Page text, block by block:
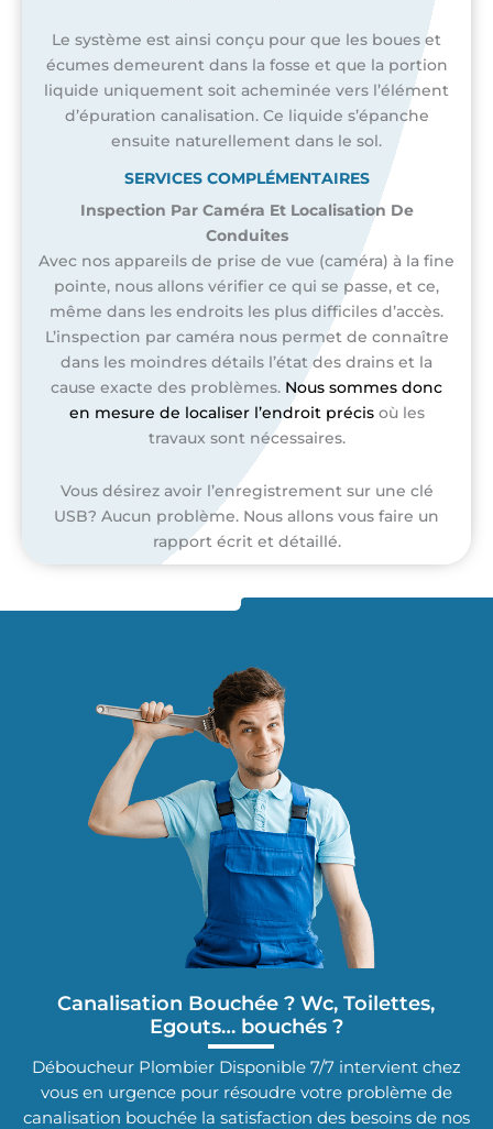
Le système est ainsi conçu pour que les boues et
écumes demeurent dans la fosse et que la portion
liquide uniquement soit acheminée vers l’élément
d’épuration canalisation. Ce liquide s’épanche
ensuite naturellement dans le sol.
SERVICES COMPLÉMENTAIRES
Inspection Par Caméra Et Localisation De
Conduites
Avec nos appareils de prise de vue (caméra) à la fine
pointe, nous allons vérifier ce qui se passe, et ce,
même dans les endroits les plus difficiles d’accès.
L’inspection par caméra nous permet de connaître
dans les moindres détails l’état des drains et la
cause exacte des problèmes. Nous sommes donc
en mesure de localiser l’endroit précisoù les
travaux sont nécessaires.
Vous désirez avoir l’enregistrement sur une clé
USB? Aucun problème. Nous allons vous faire un
rapport écrit et détaillé.
Canalisation Bouchée ? Wc, Toilettes,
Egouts… bouchés ?
Déboucheur Plombier Disponible 7/7 intervient chez
vous en urgence pour résoudre votre problème de
canalisation bouchée la satisfaction des besoins de nos